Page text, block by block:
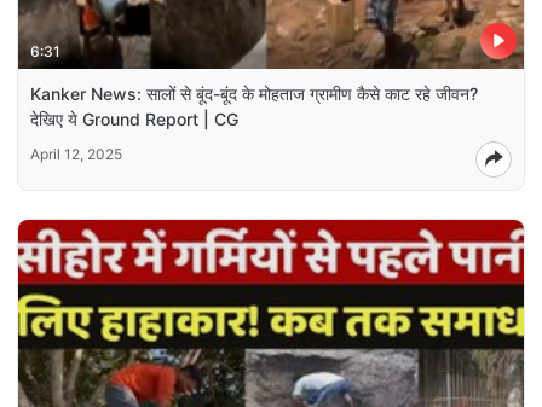
6:31
Kanker News: सालों से बूंद-बूंद के मोहताज ग्रामीण कैसे काट रहे जीवन?
देखिए ये Ground Report | CG
April 12, 2025